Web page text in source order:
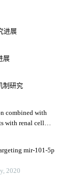
进展
展
制研究
combined with
with renal cell
mir-101-5p
2020